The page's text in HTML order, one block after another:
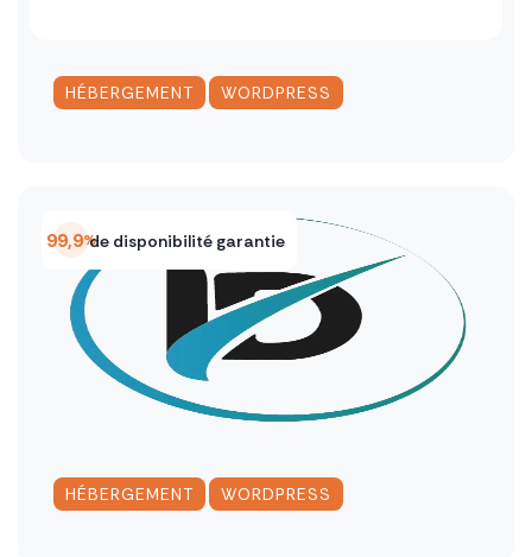
HÉBERGEMENT WORDPRESS
99,9%de disponibilité garantie
HÉBERGEMENT WORDPRESS